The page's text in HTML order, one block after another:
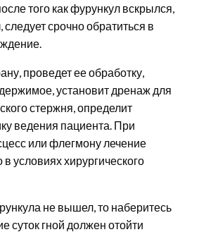
того как фурункул вскрылся,
срочно обратиться в
проведет ее обработку,
установит дренаж для
стержня, определит
ведения пациента. При
или флегмону лечение
в условиях хирургического
не вышел, то наберитесь
суток гной должен отойти